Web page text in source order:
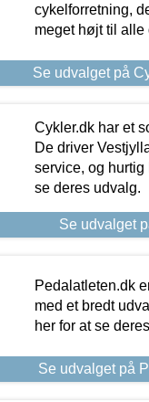
cykelforretning,
meget højt til alle
Se udvalget på
Cykler.dk har et
De driver
service, og hurtig
se deres udvalg.
Se udvalget
Pedalatleten.dk
med et bredt
her for at se
Se udvalget på